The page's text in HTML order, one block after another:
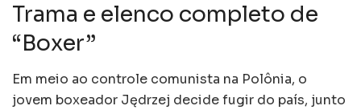
Trama e elenco completo de
“Boxer”
Em meio ao controle comunista na Polônia, o
jovem boxeador Jędrzej decide fugir do país, junto